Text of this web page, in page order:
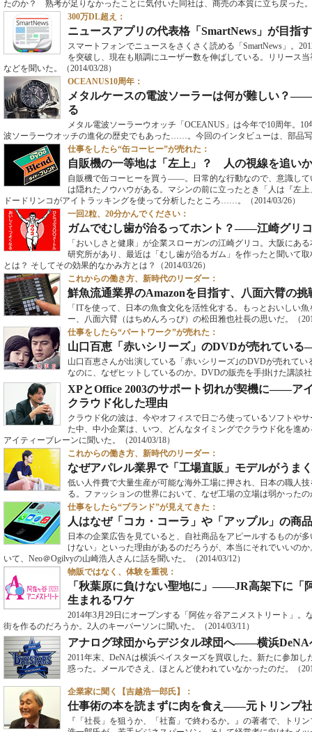
たのか？ 熟考が足りなかったことに気付いた同社は、商売の本質に立ち戻った。
300万DL超え：
ニュースアプリの代表格「SmartNews」が目指
スマートフォンでニュースをさくさく読める「SmartNews」。
を突破し、現在も順調にユーザー数を伸ばしている。リリース
などを聞いた。
（2014/03/28）
OCEANUS10周年：
メタルケースの電波ソーラーは何が難しい？
る
メタル電波ソーラーウオッチ「OCEANUS」は今年で10周年。
波ソーラーウオッチの進化の歴史でもあった……。今回のインタビューは、部品
仕事をしたら“缶コーヒー”が売れた：
自販機の一等地は「左上」？ 人の視線を追い
自販機で缶コーヒーを買う――。日常的な行動なので、意識し
は隠れたノウハウがある。マシンの前に立ったとき「人は『左
ドードリンコがアイトラッキングを使って分析したところ……。
（2014/03/26）
一回2粒、20分かんでください：
ガムでむし歯が治るってホント？――江崎グリ
「おいしさと健康」が企業スローガンの江崎グリコ。大阪にあ
研究所があり、最近は「むし歯が治るガム」を作ったと聞いて
とは？ そしてその効果的なかみ方とは？
（2014/03/26）
これからの働き方、新時代のリーダー：
鮮魚流通業界のAmazonを目指す、八面六臂の挑
「ITを使って、日本の魚食文化を活性化する。もっとおいし
ー、八面六臂（はちめんろっぴ）の松田雅也社長の思いだ。
（
仕事をしたら“パートワーク”が売れた：
山口百恵「赤いシリーズ」のDVDが売れてい
山口百恵さんが出演している「赤いシリーズ｣のDVDが売れて
なのに、なぜヒットしているのか。DVDの販売を手掛けた講談
XPとOffice 2003のサポート切れが契機に――ア
クラウド化した理由
クラウド化の波は、今やオフィスで日ごろ使っているソフトや
た中、中小企業は、いつ、どんなタイミングでクラウド化を進
アイティーブレーンに聞いた。
（2014/03/18）
これからの働き方、新時代のリーダー：
なぜアパレル業界で「工場直販」モデルがうま
低い人件費で大量生産が可能な海外工場に押され、日本の職人
る。ファッションの世界において、なぜ工場の立場は弱かったの
仕事をしたら“ブランド”が見えてきた：
人はなぜ「コカ・コーラ」や「アップル」の商
日本の企業広告を見ていると、自社商品をアピールするものが
けない」といった理由があるのだろうが、本当にそれでいいの
いて、Neo＠Ogilvyの山崎浩人さんに話を聞いた。
（2014/03/12）
物販ではなく、体験を重視：
「秋葉原に負けない聖地に」――JR高架下に「
生まれるワケ
2014年3月29日にオープンする「阿佐ヶ谷アニメストリート」
街を作るのだろうか。2人のキーパーソンに聞いた。
（2014/03/11）
アナログ球団からデジタル球団へ――横浜DeNA
2011年末、DeNAは横浜ベイスターズを買収した。新たに参加
惑った。メールでさえ、ほとんど使われていなかったのだ。
（
企業家に聞く【吉越浩一郎氏】：
仕事術の本を読まずに肉を食え――元トリンプ
『「社長」を狙うか、「社畜」で終わるか。』の著者で、トリ